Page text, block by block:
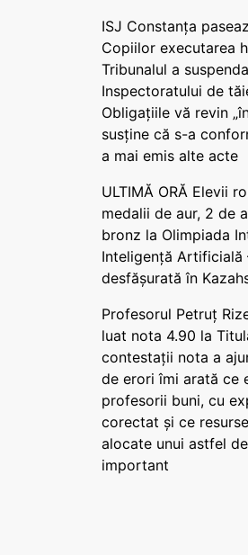
ISJ Constanța
Copiilor executarea
Tribunalul a
Inspectoratului de
Obligațiile vă revin
susține că s-a
a mai emis alte acte
ULTIMĂ ORĂ Elevii
medalii de aur, 2 de
bronz la Olimpiada
Inteligență Artificială
desfășurată în
Profesorul Petruț
luat nota 4.90 la
contestații nota a
de erori îmi arată ce
profesorii buni, cu
corectat și ce
alocate unui astfel
important